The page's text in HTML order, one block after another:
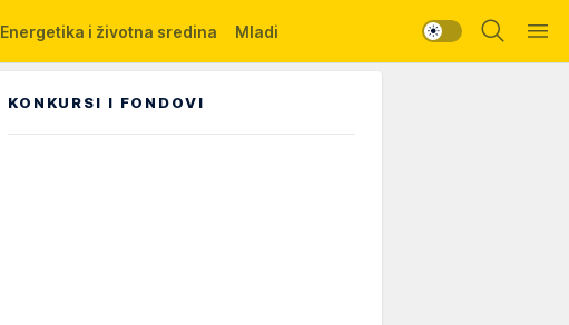
Energetika i životna sredina Mladi
KONKURSI I FONDOVI